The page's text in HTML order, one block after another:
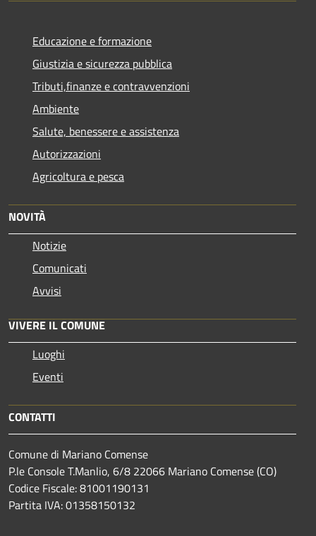
Educazione e formazione
Giustizia e sicurezza pubblica
Tributi,finanze e contravvenzioni
Ambiente
Salute, benessere e assistenza
Autorizzazioni
Agricoltura e pesca
NOVITÀ
Notizie
Comunicati
Avvisi
VIVERE IL COMUNE
Luoghi
Eventi
CONTATTI
Comune di Mariano Comense
P.le Console T.Manlio, 6/8 22066 Mariano Comense (CO)
Codice Fiscale: 81001190131
Partita IVA: 01358150132